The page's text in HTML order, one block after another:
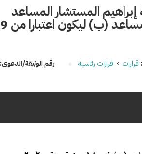
المستشار المساعد
(أ) بهيئة قضايا الدولة فى وظيفة مستشار مساعد (ب) ليكون اعتبارا من 9
قرارات › قرارات رئاسية رقم الوثيقة/الدعوى: